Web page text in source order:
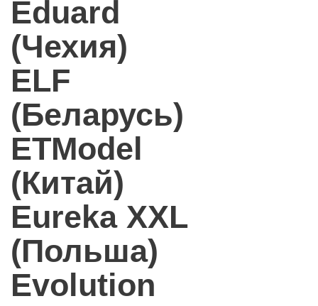
Eduard
(Чехия)
ELF
(Беларусь)
ETModel
(Китай)
Eureka XXL
(Польша)
Evolution